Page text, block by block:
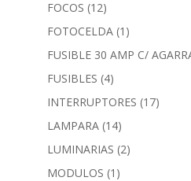
FOCOS (12)
FOTOCELDA (1)
FUSIBLE 30 AMP C/
FUSIBLES (4)
INTERRUPTORES (17)
LAMPARA (14)
LUMINARIAS (2)
MODULOS (1)